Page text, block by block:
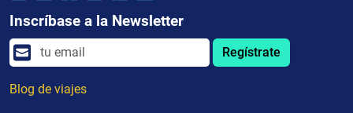
Inscríbase a la Newsletter
Regístrate
Blog de viajes